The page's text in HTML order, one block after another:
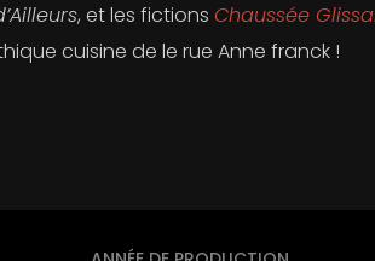
, et les fictions Chaussée
cuisine de le rue Anne franck !